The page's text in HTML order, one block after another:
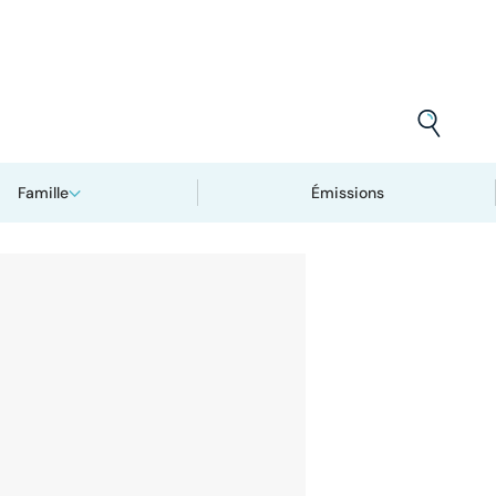
Famille Émissions